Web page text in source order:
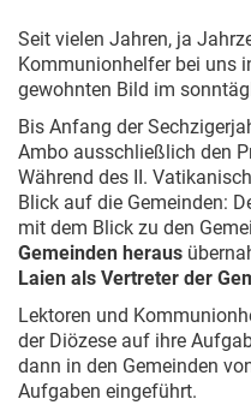
Seit vielen Jahren, ja
Kommunionhelfer bei uns
gewohnten Bild im
Bis Anfang der
Ambo ausschließlich den
Während des II.
Blick auf die Gemeinden:
mit dem Blick zu den
Gemeinden heraus
Laien als Vertreter der
Lektoren und
der Diözese auf ihre
dann in den Gemeinden
Aufgaben eingeführt.